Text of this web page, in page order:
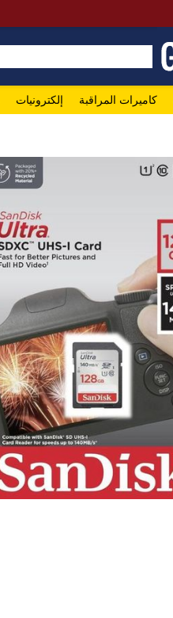
كاميرات المراقبة إلكترونيات